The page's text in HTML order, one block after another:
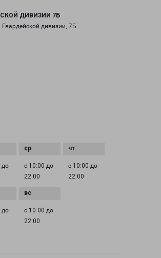
ДИВИЗИИ 7Б
дивизии, 7Б
до
с 10:00 до
22:00
с 10:00 до
22:00
до
с 10:00 до
22:00